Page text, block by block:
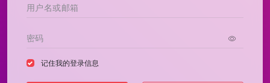
记住我的登录信息